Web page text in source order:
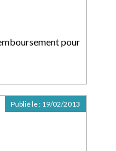
pour
Publié le : 19/02/2013